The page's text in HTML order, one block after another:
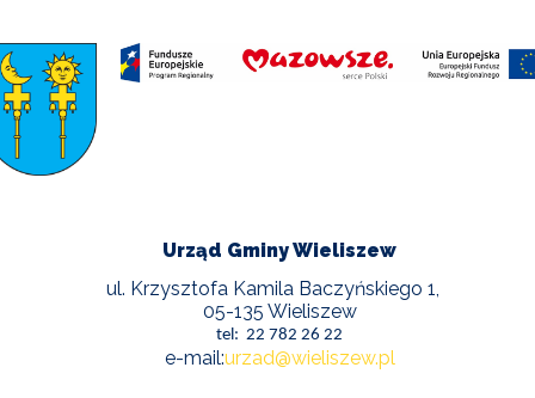
Urząd Gminy Wieliszew
ul. Krzysztofa Kamila Baczyńskiego 1,
05-135 Wieliszew
tel: 22 782 26 22
e-mail:urzad@wieliszew.pl